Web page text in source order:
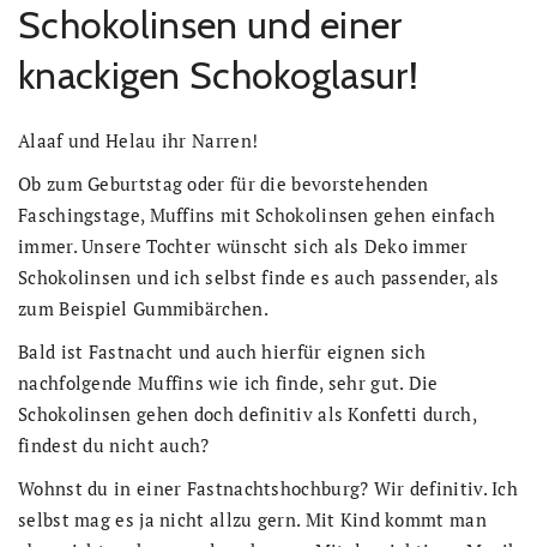
Schokolinsen und einer
knackigen Schokoglasur!
Alaaf und Helau ihr Narren!
Ob zum Geburtstag oder für die bevorstehenden
Faschingstage, Muffins mit Schokolinsen gehen einfach
immer. Unsere Tochter wünscht sich als Deko immer
Schokolinsen und ich selbst finde es auch passender, als
zum Beispiel Gummibärchen.
Bald ist Fastnacht und auch hierfür eignen sich
nachfolgende Muffins wie ich finde, sehr gut. Die
Schokolinsen gehen doch definitiv als Konfetti durch,
findest du nicht auch?
Wohnst du in einer Fastnachtshochburg? Wir definitiv. Ich
selbst mag es ja nicht allzu gern. Mit Kind kommt man